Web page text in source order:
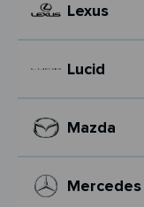
Lexus
Lucid
Mazda
Mercedes